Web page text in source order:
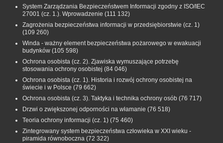
System Zarządzania Bezpieczeństwem Informacji zgodny z ISO/IEC
27001 (cz. 1.). Wprowadzenie (111 132)
Zagrożenia bezpieczeństwa informacji w przedsiębiorstwie (cz. 1)
(109 260)
Winda - ważny element bezpieczeństwa pożarowego w ewakuacji
budynków (105 598)
Ochrona osobista (cz. 2). Zjawiska wymuszające potrzebę
stosowania ochrony osobistej (84 046)
Ochrona osobista (cz. 1). Historia i rozwój ochrony osobistej na
świecie i w Polsce (79 662)
Ochrona osobista (cz. 3). Taktyka i technika ochrony osób (76 717)
Drzwi o zwiększonej odporności na włamanie (76 518)
Teoria ochrony informacji (cz. 1) (75 460)
Zintegrowany system bezpieczeństwa człowieka w XXI wieku -
piramida równoboczna (72 322)